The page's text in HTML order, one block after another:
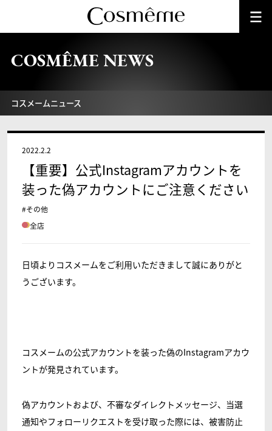
COSMÊME NEWS
コスメームニュース
2022.2.2
【重要】公式Instagramアカウントを
装った偽アカウントにご注意ください
#その他
全店
日頃よりコスメームをご利用いただきまして誠にありがと
うございます。
コスメームの公式アカウントを装った偽のInstagramアカウ
ントが発見されています。
偽アカウントおよび、不審なダイレクトメッセージ、当選
通知やフォローリクエストを受け取った際には、被害防止